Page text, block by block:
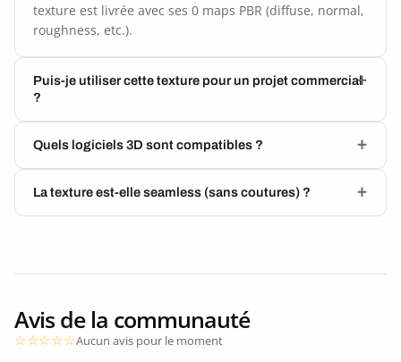
texture est livrée avec ses 0 maps PBR (diffuse, normal,
roughness, etc.).
Puis-je utiliser cette texture pour un projet commercial
?
Quels logiciels 3D sont compatibles ?
La texture est-elle seamless (sans coutures) ?
Avis de la communauté
Aucun avis pour le moment